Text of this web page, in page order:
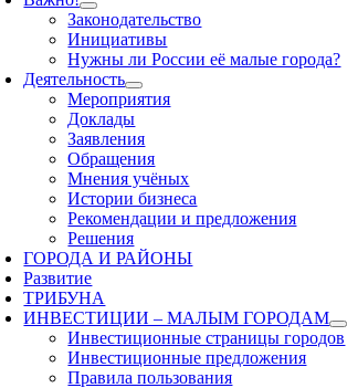
Законодательство
Инициативы
Нужны ли России её малые города?
Деятельность
Мероприятия
Доклады
Заявления
Обращения
Мнения учёных
Истории бизнеса
Рекомендации и предложения
Решения
ГОРОДА И РАЙОНЫ
Развитие
ТРИБУНА
ИНВЕСТИЦИИ – МАЛЫМ ГОРОДАМ
Инвестиционные страницы городов
Инвестиционные предложения
Правила пользования